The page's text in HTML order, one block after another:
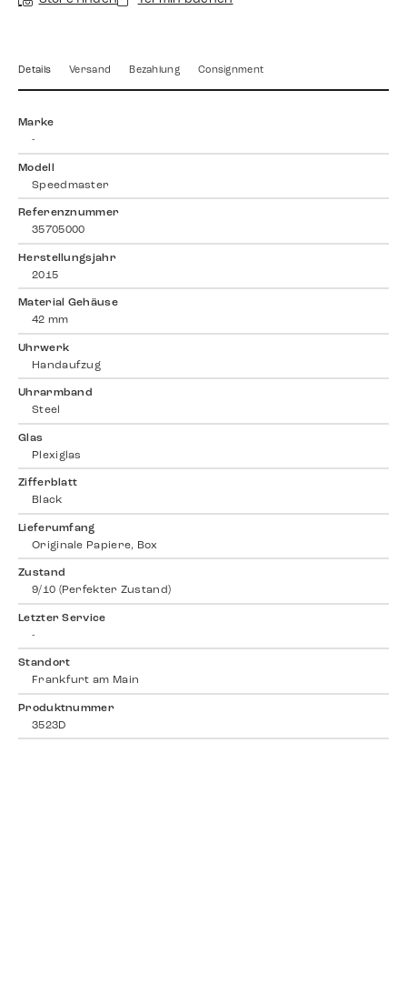
Details Versand Bezahlung Consignment
Marke
-
Modell
Speedmaster
Referenznummer
35705000
Herstellungsjahr
2015
Material Gehäuse
42 mm
Uhrwerk
Handaufzug
Uhrarmband
Steel
Glas
Plexiglas
Zifferblatt
Black
Lieferumfang
Originale Papiere, Box
Zustand
9/10 (Perfekter Zustand)
Letzter Service
-
Standort
Frankfurt am Main
Produktnummer
3523D